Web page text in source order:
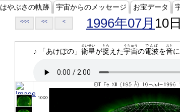
はやぶさの軌跡 宇宙からのメッセージ お宝データ
<<< << < 1996年07月 10日
♪ 「あけぼの」 衛星
えいせい
が捉
とら
えた宇宙
うちゅう
の電波
でんぱ
を音
おと